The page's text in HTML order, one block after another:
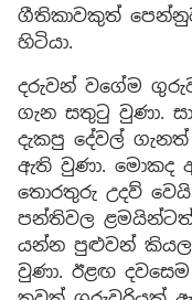
ගීතිකාවකුත්
හිටියා.
දරුවන් වගේම
ගැන සතුටු වුණා.
දැකපු දේවල්
ඇති වුණා. මොකද
තොරතුරු උදව්
පන්තිවල
යන්න පුළුවන්
වුණා. ඊළඟ